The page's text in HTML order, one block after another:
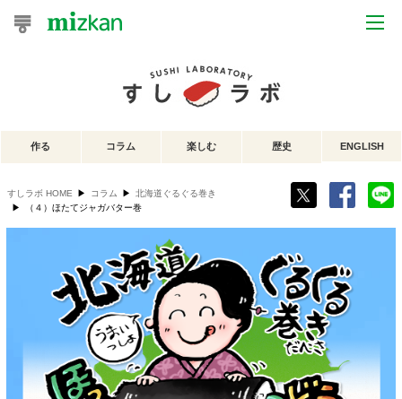
レシピカテゴリ一覧
商品からレシピを探す
レシピ名特集
商品情報
作る コラム 楽しむ 歴史 ENGLISH
すしラボ HOME ▶ コラム ▶
北海道ぐるぐる巻き
▶
（４）ほたてジャガバター巻